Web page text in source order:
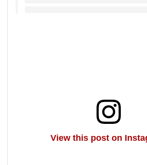
View this post on